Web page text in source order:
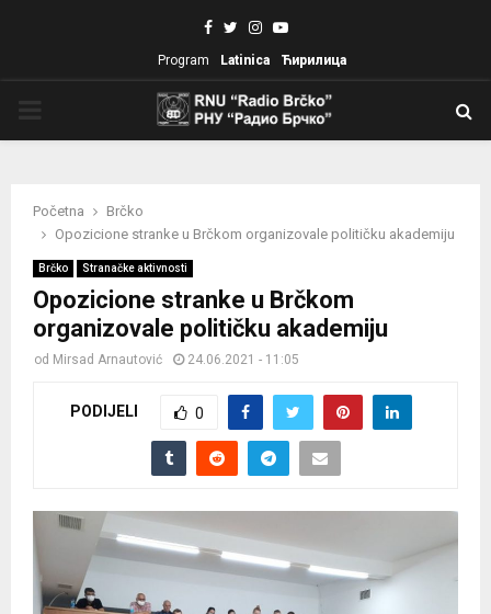
Facebook
TwitterInstagram
Youtube
Program Latinica Ћирилица
Početna
Brčko
Opozicione stranke u Brčkom organizovale političku akademiju
Brčko Stranačke aktivnosti
Opozicione stranke u Brčkom
organizovale političku akademiju
od Mirsad Arnautović 24.06.2021 - 11:05
PODIJELI 0